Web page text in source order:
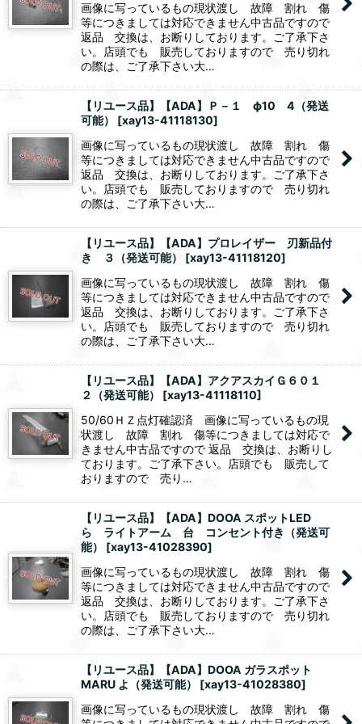
画像に写っているもの現状渡し 故障 割れ 傷
等につきましては対応できません中古品ですので
返品 交換は、お断りしております。ご了承下さ
い。店頭でも 販売しておりますので 売り切れ
の際は、ご了承下さい大…
【リユース品】【ADA】Ｐ－１ ф10 4（発送
可能）
[xay13-41118130]
画像に写っているもの現状渡し 故障 割れ 傷
等につきましては対応できません中古品ですので
返品 交換は、お断りしております。ご了承下さ
い。店頭でも 販売しておりますので 売り切れ
の際は、ご了承下さい大…
【リユース品】【ADA】プロレイザー 刃新品付
き ３（発送可能）
[xay13-41118120]
画像に写っているもの現状渡し 故障 割れ 傷
等につきましては対応できません中古品ですので
返品 交換は、お断りしております。ご了承下さ
い。店頭でも 販売しておりますので 売り切れ
の際は、ご了承下さい大…
【リユース品】【ADA】アクアスカイＧ６０１
２（発送可能）
[xay13-41118110]
50/60ＨＺ点灯確認済 画像に写っているもの現
状渡し 故障 割れ 傷等につきましては対応で
きません中古品ですので 返品 交換は、お断りし
ております。ご了承下さい。店頭でも 販売して
おりますので 売り…
【リユース品】【ADA】DOOA スポットLED
ら ライトアーム 台 コンセント付き（発送可
能）
[xay13-41028390]
画像に写っているもの現状渡し 故障 割れ 傷
等につきましては対応できません中古品ですので
返品 交換は、お断りしております。ご了承下さ
い。店頭でも 販売しておりますので 売り切れ
の際は、ご了承下さい大…
【リユース品】【ADA】DOOA ガラスポット
MARU よ（発送可能）
[xay13-41028380]
画像に写っているもの現状渡し 故障 割れ 傷